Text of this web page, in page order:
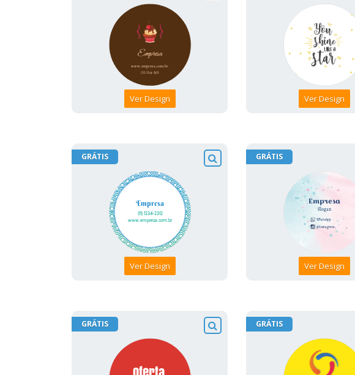
Ver Design Ver Design
GRÁTIS
Ver Design
GRÁTIS
Ver Design
GRÁTIS GRÁTIS